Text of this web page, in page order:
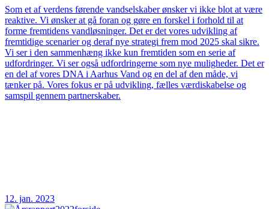
Som et af verdens førende vandselskaber ønsker vi ikke blot at være
reaktive. Vi ønsker at gå foran og gøre en forskel i forhold til at
forme fremtidens vandløsninger. Det er det vores udvikling af
fremtidige scenarier og deraf nye strategi frem mod 2025 skal sikre.
Vi ser i den sammenhæng ikke kun fremtiden som en serie af
udfordringer. Vi ser også udfordringerne som nye muligheder. Det er
en del af vores DNA i Aarhus Vand og en del af den måde, vi
tænker på. Vores fokus er på udvikling, fælles værdiskabelse og
samspil gennem partnerskaber.
12. jan. 2023